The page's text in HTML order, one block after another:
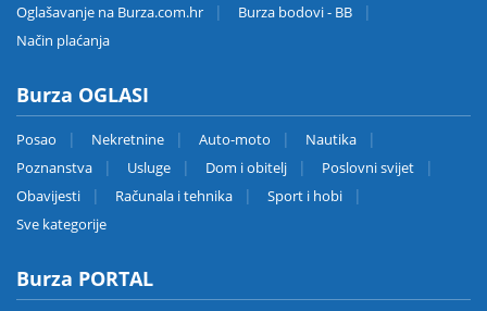
Oglašavanje na Burza.com.hr
Burza bodovi - BB
Način plaćanja
Burza OGLASI
Posao Nekretnine Auto-moto
Nautika
Poznanstva
Usluge Dom i obitelj
Poslovni svijet
Obavijesti
Računala i tehnika
Sport i hobi
Sve kategorije
Burza PORTAL